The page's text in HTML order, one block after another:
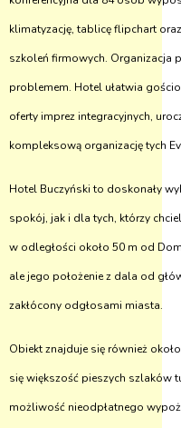
klimatyzację, tablicę flipchart
szkoleń firmowych. Organizacja
problemem. Hotel ułatwia
oferty imprez integracyjnych,
kompleksową organizację tych
Hotel Buczyński to doskonały
spokój, jak i dla tych, którzy
w odległości około 50 m od
ale jego położenie z dala od
zakłócony odgłosami miasta.
Obiekt znajduje się również
się większość pieszych szlaków
możliwość nieodpłatnego